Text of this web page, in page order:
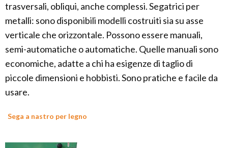
trasversali, obliqui, anche complessi. Segatrici per
metalli: sono disponibili modelli costruiti sia su asse
verticale che orizzontale. Possono essere manuali,
semi-automatiche o automatiche. Quelle manuali sono
economiche, adatte a chi ha esigenze di taglio di
piccole dimensioni e hobbisti. Sono pratiche e facile da
usare.
Sega a nastro per legno